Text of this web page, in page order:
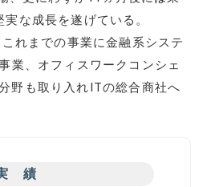
な成長を遂げている。
れまでの事業に金融系システ
業、オフィスワークコンシェ
野も取り入れITの総合商社へ
績